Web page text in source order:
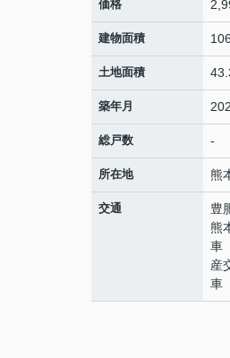
価格
建物面積
土地面積
築年月
総戸数 -
所在地 熊
交通 豊
熊
車
産
車